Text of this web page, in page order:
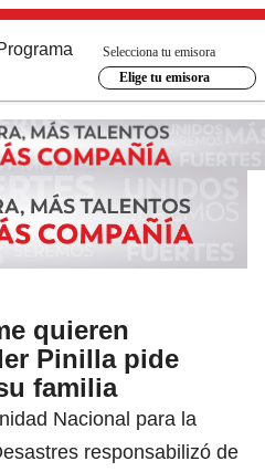
Selecciona tu emisora
Elige tu emisora
quieren
Pinilla pide
familia
Nacional para la
responsabilizó de